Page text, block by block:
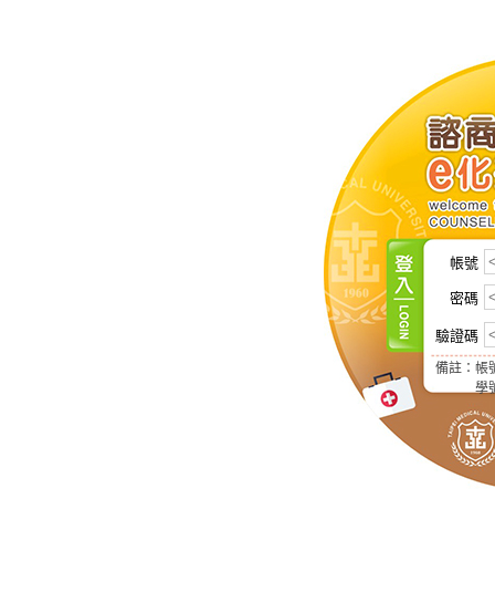
帳號
密碼
驗證碼
備註：帳
學號第